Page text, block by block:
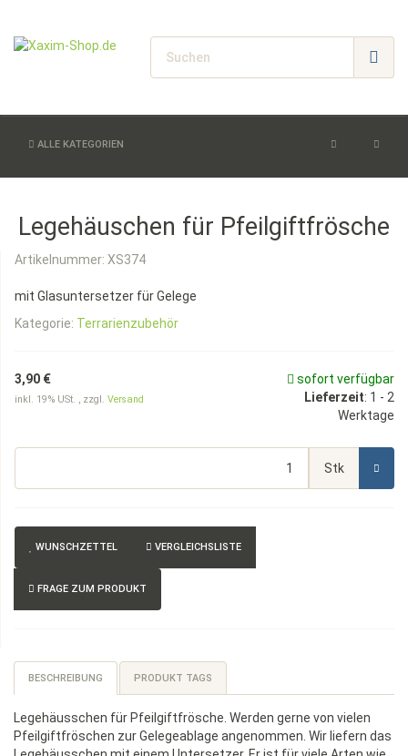
ALLE KATEGORIEN
Legehäuschen für Pfeilgiftfrösche
Artikelnummer: XS374
mit Glasuntersetzer für Gelege
Kategorie: Terrarienzubehör
3,90 €
inkl. 19% USt. , zzgl. Versand
sofort verfügbar
Lieferzeit: 1 - 2
Werktage
Stk
WUNSCHZETTEL VERGLEICHSLISTE
FRAGE ZUM PRODUKT
BESCHREIBUNG PRODUKT TAGS
Legehäusschen für Pfeilgiftfrösche. Werden gerne von vielen
Pfeilgiftfröschen zur Gelegeablage angenommen. Wir liefern das